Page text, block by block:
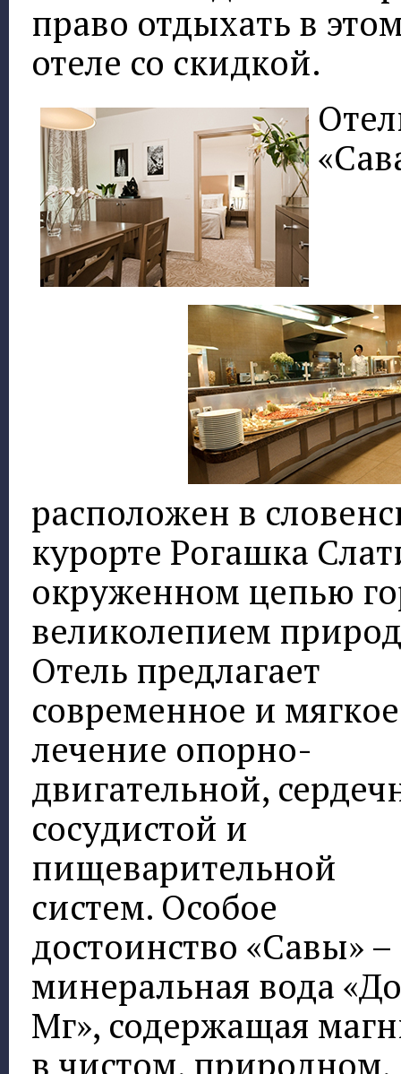
право отдыхать в
отеле со скидкой.
расположен в
курорте Рогашка
окруженном цепью
великолепием
Отель предлагает
современное и мягкое
лечение опорно-
двигательной,
сосудистой и
пищеварительной
систем. Особое
достоинство «Савы» –
минеральная вода
Мг», содержащая
в чистом, природном,